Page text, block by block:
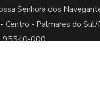
Senhora dos
-Centro - Palmares do Sul/
95540-000